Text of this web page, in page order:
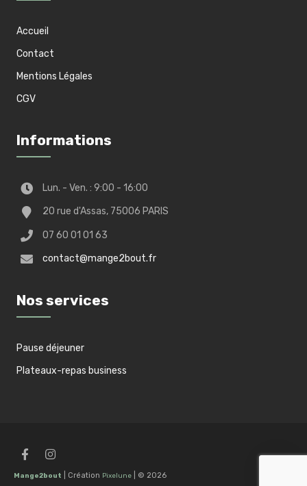
Accueil
Contact
Mentions Légales
CGV
Informations
Lun. - Ven. : 9:00 - 16:00
20 rue d'Assas, 75006 PARIS
07 60 01 01 63
contact@mange2bout.fr
Nos services
Pause déjeuner
Plateaux-repas business
Mange2bout | Création Pixelune | © 2026